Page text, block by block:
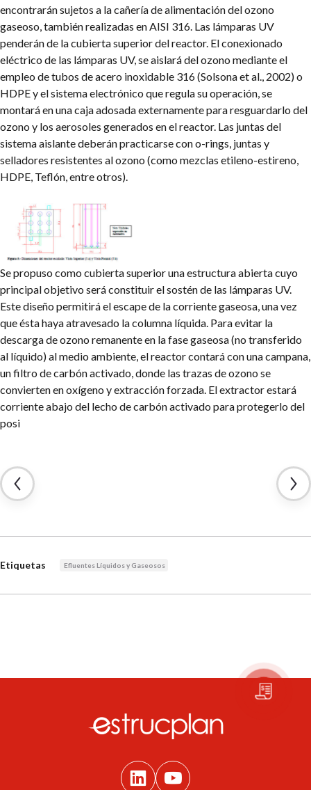
encontrarán sujetos a la cañería de alimentación del ozono
gaseoso, también realizadas en AISI 316. Las lámparas UV
penderán de la cubierta superior del reactor. El conexionado
eléctrico de las lámparas UV, se aislará del ozono mediante el
empleo de tubos de acero inoxidable 316 (Solsona et al., 2002) o
HDPE y el sistema electrónico que regula su operación, se
montará en una caja adosada externamente para resguardarlo del
ozono y los aerosoles generados en el reactor. Las juntas del
sistema aislante deberán practicarse con o-rings, juntas y
selladores resistentes al ozono (como mezclas etileno-estireno,
HDPE, Teflón, entre otros).
Se propuso como cubierta superior una estructura abierta cuyo
principal objetivo será constituir el sostén de las lámparas UV.
Este diseño permitirá el escape de la corriente gaseosa, una vez
que ésta haya atravesado la columna líquida. Para evitar la
descarga de ozono remanente en la fase gaseosa (no transferido
al líquido) al medio ambiente, el reactor contará con una campana,
un filtro de carbón activado, donde las trazas de ozono se
convierten en oxígeno y extracción forzada. El extractor estará
corriente abajo del lecho de carbón activado para protegerlo del
posi
Etiquetas Efluentes Líquidos y Gaseosos